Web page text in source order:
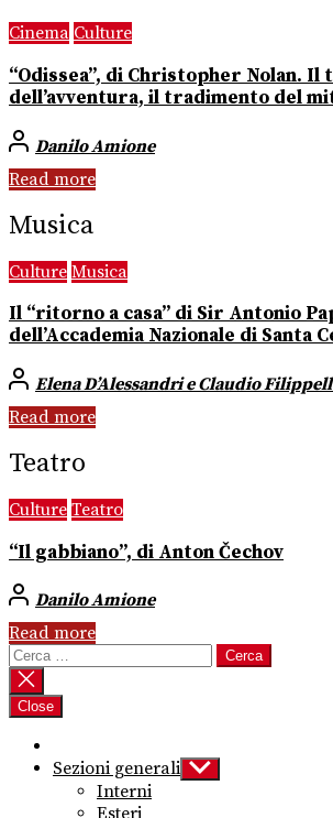
Cinema Culture
“Odissea”, di Christopher Nolan. Il
dell’avventura, il tradimento del
Danilo Amione
Read more
Musica
Culture Musica
Il “ritorno a casa” di Sir Antonio
dell’Accademia Nazionale di Santa
Elena D’Alessandri e Claudio
Read more
Teatro
Culture Teatro
“Il gabbiano”, di Anton Čechov
Danilo Amione
Read more
Ricerca
per:
Close
Sezioni generali Show
sub
Interni